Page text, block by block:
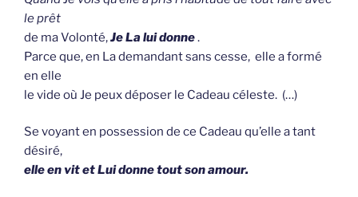
le prêt
de ma Volonté,Je La lui donne.
Parce que, en La demandant sans cesse, elle a formé
en elle
le vide où Je peux déposer le Cadeau céleste. (…)
Se voyant en possession de ce Cadeau qu’elle a tant
désiré,
elle en vit et Lui donne tout son amour.